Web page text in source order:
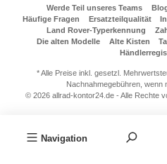
Navigation
Werde Teil unseres Teams
Häufige Fragen
Ersatzteilqualität
Land Rover-Typerkennung
Die alten Modelle
Alte Kisten
* Alle Preise inkl. gesetzl.
Nachnahmegebühren, wenn
© 2026 allrad-kontor24.de - Alle Rechte